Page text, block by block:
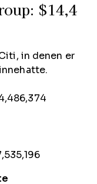
$14,4
in denen er